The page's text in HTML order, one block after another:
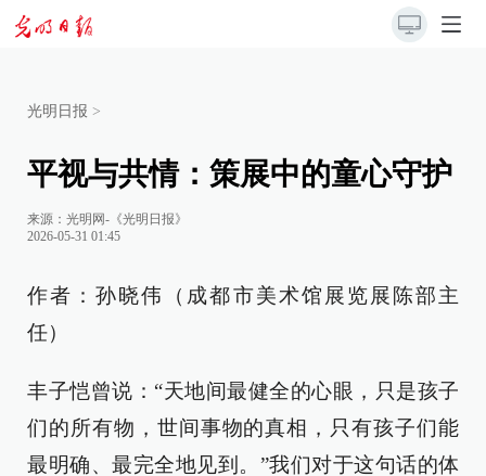
光明日报 >
平视与共情：策展中的童心守护
来源： 光明网-《光明日报》
2026-05-31 01:45
作者：孙晓伟（成都市美术馆展览展陈部主
任）
丰子恺曾说：“天地间最健全的心眼，只是孩子
们的所有物，世间事物的真相，只有孩子们能
最明确、最完全地见到。”我们对于这句话的体